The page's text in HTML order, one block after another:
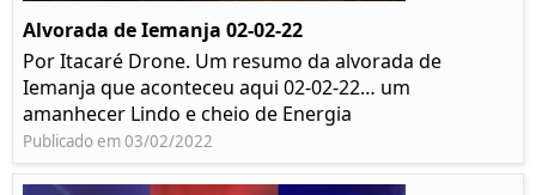
Alvorada de Iemanja 02-02-22
Por Itacaré Drone. Um resumo da alvorada de
Iemanja que aconteceu aqui 02-02-22… um
amanhecer Lindo e cheio de Energia
Publicado em 03/02/2022